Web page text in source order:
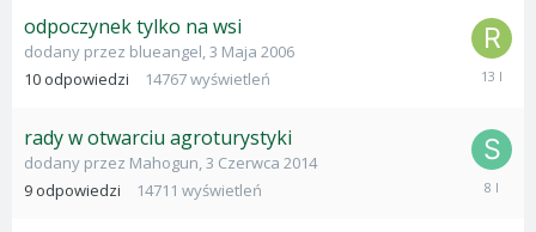
odpoczynek tylko na wsi
dodany przez blueangel,3 Maja 2006
10 odpowiedzi 14767wyświetleń
18
rady w otwarciu agroturystyki
dodany przez Mahogun,3 Czerwca 2014
9 odpowiedzi 14711 wyświetleń
24